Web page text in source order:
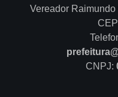
Vereador Raimundo
CNPJ: